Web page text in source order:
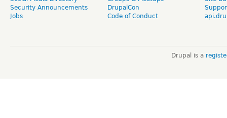
Security Announcements
Jobs
DrupalCon
Code of Conduct
Drupal is a